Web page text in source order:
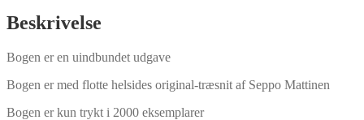
Beskrivelse
Bogen er en uindbundet udgave
Bogen er med flotte helsides original-træsnit af Seppo Mattinen
Bogen er kun trykt i 2000 eksemplarer